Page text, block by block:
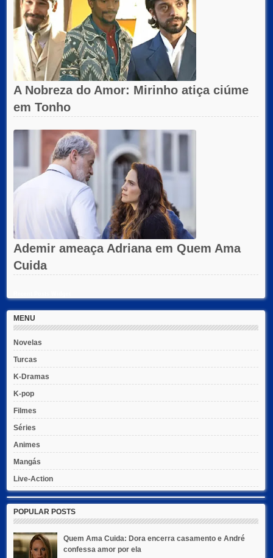
A Nobreza do Amor: Mirinho atiça ciúme
em Tonho
Ademir ameaça Adriana em Quem Ama
Cuida
MENU
Novelas
Turcas
K-Dramas
K-pop
Filmes
Séries
Animes
Mangás
Live-Action
POPULAR POSTS
Quem Ama Cuida: Dora encerra casamento e André
confessa amor por ela